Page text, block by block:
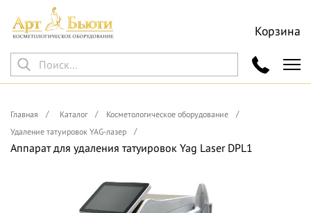
Корзина
Главная Каталог
Косметологическое оборудование
Удаление татуировок YAG-лазер
Аппарат для удаления татуировок Yag Laser DPL1